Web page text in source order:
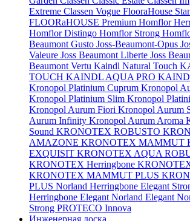
Extreme Classen Vogue FlooraHouse
FLOORaHOUSE Premium Homflor
Homflor Distingo Homflor Strong
Beaumont Gusto Joss-Beaumont-Opus
Valeure Joss Beaumont Liberte Joss
Beaumont Vertu Kaindl Natural Touch
TOUCH KAINDL AQUA PRO
Kronopol Platinium Cuprum Kronopol
Kronopol Platinium Slim Kronopol
Kronopol Aurum Fiori Kronopol Aurum
Aurum Infinity Kronopol Aurum Aroma
Sound KRONOTEX ROBUSTO
AMAZONE KRONOTEX MAMMUT
EXQUISIT KRONOTEX AQUA
KRONOTEX Herringbone
KRONOTEX MAMMUT PLUS
PLUS Norland Herringbone Elegant
Herringbone Elegant Norland Elegant
Strong PROTECO Innova
Инженерная доска